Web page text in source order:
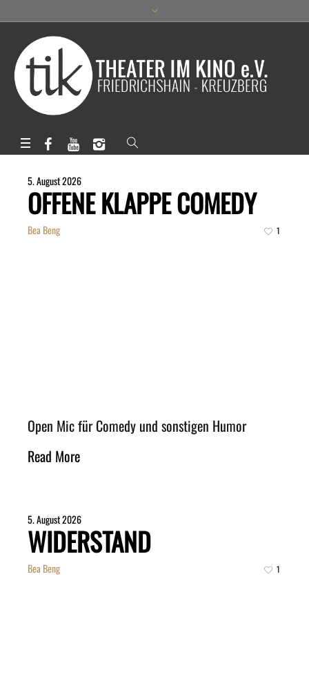
5. August 2026
OFFENE KLAPPE COMEDY
Bea Beng 1
Open Mic für Comedy und sonstigen Humor
Read More
5. August 2026
WIDERSTAND
Bea Beng 1